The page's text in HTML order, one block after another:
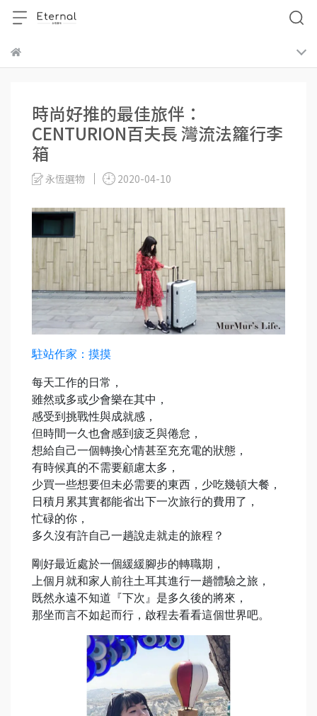
時尚好推的最佳旅伴：
CENTURION百夫長 灣流法籮行李
箱
永恆選物 2020-04-10
駐站作家：摸摸
每天工作的日常，
雖然或多或少會樂在其中，
感受到挑戰性與成就感，
但時間一久也會感到疲乏與倦怠，
想給自己一個轉換心情甚至充充電的狀態，
有時候真的不需要顧慮太多，
少買一些想要但未必需要的東西，少吃幾頓大餐，
日積月累其實都能省出下一次旅行的費用了，
忙碌的你，
多久沒有許自己一趟說走就走的旅程？
剛好最近處於一個緩緩腳步的轉職期，
上個月就和家人前往土耳其進行一趟體驗之旅，
既然永遠不知道『下次』是多久後的將來，
那坐而言不如起而行，啟程去看看這個世界吧。